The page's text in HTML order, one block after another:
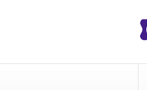
文
へ
動